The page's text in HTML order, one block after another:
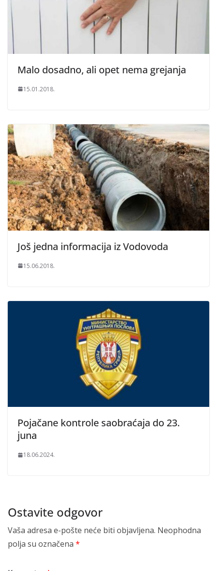
Malo dosadno, ali opet nema grejanja
15.01.2018.
Još jedna informacija iz Vodovoda
15.06.2018.
Pojačane kontrole saobraćaja do 23.
juna
18.06.2024.
Ostavite odgovor
Vaša adresa e-pošte neće biti objavljena. Neophodna
polja su označena *